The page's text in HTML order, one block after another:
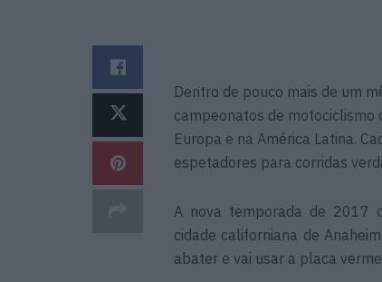
Dentro de pouco mais de um
campeonatos de motociclismo
Europa e na América Latina.
espetadores para corridas
A nova temporada de 2017
cidade californiana de
abater e vai usar a placa